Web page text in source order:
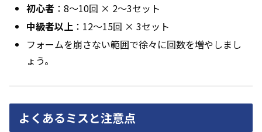
初心者 ：8〜10回 × 2〜3セット
中級者以上 ：12〜15回 × 3セット
フォームを崩さない範囲で徐々に回数を増やしまし
ょう。
よくあるミスと注意点